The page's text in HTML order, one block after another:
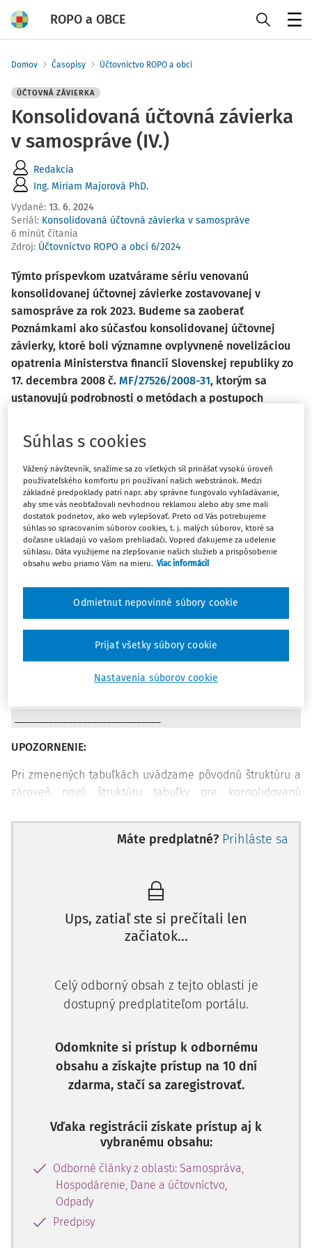
ROPO a OBCE
Domov Časopisy Účtovníctvo ROPO a obcí
ÚČTOVNÁ ZÁVIERKA
Konsolidovaná účtovná závierka
v samospráve (IV.)
Redakcia
Ing. Miriam Majorová PhD.
Vydané: 13. 6. 2024
Seriál: Konsolidovaná účtovná závierka v samospráve
6 minút čítania
Zdroj: Účtovníctvo ROPO a obcí 6/2024
Týmto príspevkom uzatvárame sériu venovanú
konsolidovanej účtovnej závierke zostavovanej v
samospráve za rok 2023. Budeme sa zaoberať
Poznámkami ako súčasťou konsolidovanej účtovnej
závierky, ktoré boli významne ovplyvnené novelizáciou
opatrenia Ministerstva financií Slovenskej republiky zo
17. decembra 2008 č. MF/27526/2008-31, ktorým sa
ustanovujú podrobnosti o metódach a postupoch
usporiadaní a označovaní položiek konsolidovanej
účtovnej závierky vo verejnej správe v z. n. p., ktorá
nadobudla účinnosť k 1.1.2024 a zmenila štruktúru
tabuľkovej časti už pre konsolidovanú účtovnú závierku
zostavovanú za účtovné obdobie roku 2023.
Poznámky konsolidovanej účtovnej závierky pozostávajú z
textovej časti a tabuľkovej časti. Štruktúrované dáta, teda
záväzný formát, predstavujú jednotlivé tabuľky v rámci
Poznámky - tabuľková časť
Vzhľadom na vplyv novelizácie legislatívy boli realizované
rôzne zmeny, ktoré mali za následok úpravu štruktúry
UPOZORNENIE:
Pri zmenených tabuľkách uvádzame pôvodnú štruktúru a
zároveň novú štruktúru tabuľky pre konsolidovanú
______________________________
Ide o sumarizáciu identifikačných atribútov organizácií
tvoriacich konsolidovaný celok.
Novelizácia legislatívy neovplyvnila štruktúru tejto tabuľky.
Ide o prehľad pohybu jednotlivých položiek dlhodobého
majetku vrátane obstarania a preddavkov.
Novelizácia legislatívy neovplyvnila štruktúru tejto tabuľky.
Tabuľka č. 3 - Majetkové podiely (podielové cenné
papiere a podiely v dcérskej účtovnej jednotke a v
Novelizácia legislatívy neovplyvnila štruktúru tejto tabuľky.
Novelizácia legislatívy neovplyvnila štruktúru tejto tabuľky.
Tabuľka č. 5 - Dlhové cenné papiere
Máte predplatné? Prihláste sa
Ups, zatiaľ ste si prečítali len
začiatok...
Celý odborný obsah z tejto oblasti je
dostupný predplatiteľom portálu.
Odomknite si prístup k odbornému
obsahu a získajte prístup na 10 dní
zdarma, stačí sa zaregistrovať.
Vďaka registrácii získate prístup aj k
vybranému obsahu:
Odborné články z oblasti: Samospráva,
Hospodárenie, Dane a účtovníctvo,
Odpady
Predpisy
Súhlas s cookies
Vážený návštevník, snažíme sa zo všetkých síl prinášať vysokú úroveň
používateľského komfortu pri používaní našich webstránok. Medzi
základné predpoklady patrí napr. aby správne fungovalo vyhľadávanie,
aby sme vás neobťažovali nevhodnou reklamou alebo aby sme mali
dostatok podnetov, ako web vylepšovať. Preto od Vás potrebujeme
súhlas so spracovaním súborov cookies, t. j. malých súborov, ktoré sa
dočasne ukladajú vo vašom prehliadači. Vopred ďakujeme za udelenie
súhlasu. Dáta využijeme na zlepšovanie našich služieb a prispôsobenie
obsahu webu priamo Vám na mieru. Viac informácií
Nastavenia súborov cookie
Odmietnut nepovinné súbory cookie
Prijať všetky súbory cookie